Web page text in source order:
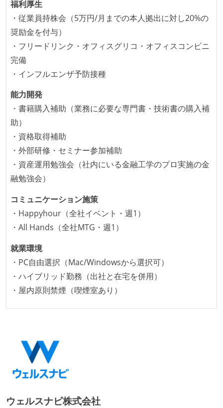
ほとんどの機能に受け入れテストを記述、実施してい
る
想定される複数環境での品質チェックを義務づけてい
る
アジャイル実践状況
1ヶ月以下の短い期間でのイテレーション開発を実践
している
に準じるチーム内の打ち合わせを行っている
継続的なデプロイ（デリバリー）を行っている
ワークフローの整備
全てのコードをバージョン管理ツールで管理している
各メンバーが実装したコードのマージは Pull Request
ベースで行われる
ビルド、自動デプロイ環境が整備されている
コードによるインフラ構成管理（Infrastructure as
Code）の環境が整備されている
労働環境の自由度
フレックスタイム制または裁量労働制を採用している
メンバーの多様性
福利厚生
・従業員持株会（5万円/月までの本人拠出に対し20%の
奨励金を付与）
・フリードリンク・オフィスグリコ・オフィスコンビニ
完備
・インフルエンザ予防接種
能力開発
・書籍購入補助（業務に必要な専門書・技術書の購入補
助）
・資格取得補助
・外部研修・セミナー参加補助
・資産運用勉強会（社内にいる金融工学のプロ実施の金
融勉強会）
コミュニケーション施策
・Happyhour（全社イベント・週1）
・All Hands（全社MTG・週1）
就業環境
・PC自由選択（Mac/Windowsから選択可）
・ハイブリッド勤務（出社と在宅を併用）
・屋内原則禁煙（喫煙室あり）
ウェルスナビ株式会社